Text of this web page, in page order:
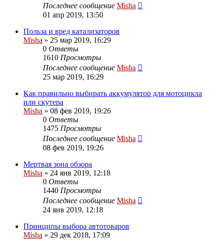
Последнее сообщение Misha
01 апр 2019, 13:50
Польза и вред катализаторов
Misha » 25 мар 2019, 16:29
0 Ответы
1610 Просмотры
Последнее сообщение Misha
25 мар 2019, 16:29
Как правильно выбирать аккумулятор для мотоцикла
или скутера
Misha » 08 фев 2019, 19:26
0 Ответы
1475 Просмотры
Последнее сообщение Misha
08 фев 2019, 19:26
Мертвая зона обзора
Misha » 24 янв 2019, 12:18
0 Ответы
1440 Просмотры
Последнее сообщение Misha
24 янв 2019, 12:18
Принципы выбора автотоваров
Misha » 29 дек 2018, 17:09